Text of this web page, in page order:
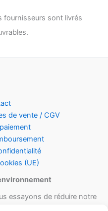
fournisseurs sont livrés
de vente / CGV
(UE)
essayons de réduire notre